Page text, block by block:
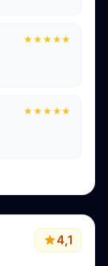
★★★★★
★★★★★
4,1